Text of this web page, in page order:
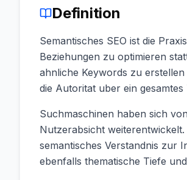
Definition
Semantisches SEO ist die
Beziehungen zu optimieren
ahnliche Keywords zu
die Autoritat uber ein
Suchmaschinen haben sich
Nutzerabsicht
semantisches Verstandnis zur
ebenfalls thematische Tiefe